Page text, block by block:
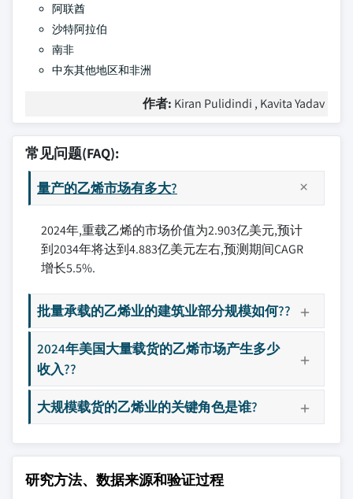
阿联酋
沙特阿拉伯
南非
中东其他地区和非洲
作者: Kiran Pulidindi , Kavita Yadav
常见问题(FAQ):
量产的乙烯市场有多大?
2024年,重载乙烯的市场价值为2.903亿美元,预计
到2034年将达到4.883亿美元左右,预测期间CAGR
增长5.5%.
批量承载的乙烯业的建筑业部分规模如何??
2024年美国大量载货的乙烯市场产生多少
收入??
大规模载货的乙烯业的关键角色是谁?
研究方法、数据来源和验证过程